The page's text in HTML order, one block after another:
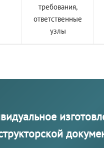
требования,
ответственные
узлы